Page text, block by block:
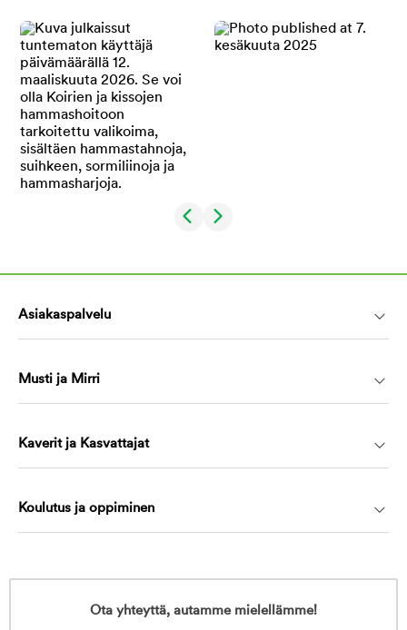
Asiakaspalvelu
Musti ja Mirri
Kaverit ja Kasvattajat
Koulutus ja oppiminen
Ota yhteyttä, autamme mielellämme!